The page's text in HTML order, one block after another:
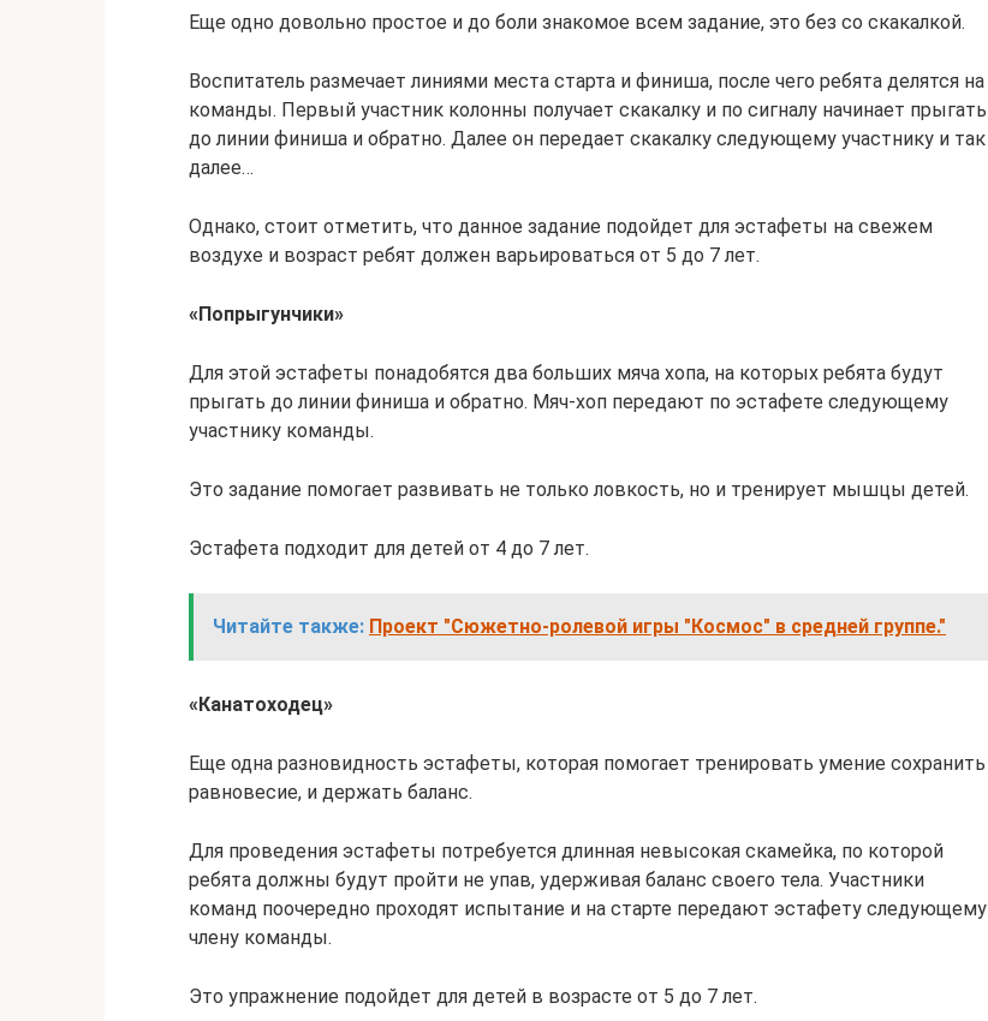
Еще одно довольно простое и до боли знакомое всем задание, это без со скакалкой.
Воспитатель размечает линиями места старта и финиша, после чего ребята делятся на
команды. Первый участник колонны получает скакалку и по сигналу начинает прыгать
до линии финиша и обратно. Далее он передает скакалку следующему участнику и так
далее…
Однако, стоит отметить, что данное задание подойдет для эстафеты на свежем
воздухе и возраст ребят должен варьироваться от 5 до 7 лет.
«Попрыгунчики»
Для этой эстафеты понадобятся два больших мяча хопа, на которых ребята будут
прыгать до линии финиша и обратно. Мяч-хоп передают по эстафете следующему
участнику команды.
Это задание помогает развивать не только ловкость, но и тренирует мышцы детей.
Эстафета подходит для детей от 4 до 7 лет.
Читайте также: Проект "Сюжетно-ролевой игры "Космос" в средней группе."
«Канатоходец»
Еще одна разновидность эстафеты, которая помогает тренировать умение сохранить
равновесие, и держать баланс.
Для проведения эстафеты потребуется длинная невысокая скамейка, по которой
ребята должны будут пройти не упав, удерживая баланс своего тела. Участники
команд поочередно проходят испытание и на старте передают эстафету следующему
члену команды.
Это упражнение подойдет для детей в возрасте от 5 до 7 лет.